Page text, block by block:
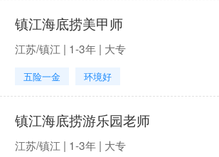
镇江海底捞美甲师
江苏/镇江 | 1-3年 | 大专
五险一金 环境好
镇江海底捞游乐园老师
江苏/镇江 | 1-3年 | 大专